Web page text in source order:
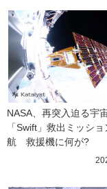
NASA、再突入迫る宇
「Swift」救出ミッシ
航　救援機に何が?